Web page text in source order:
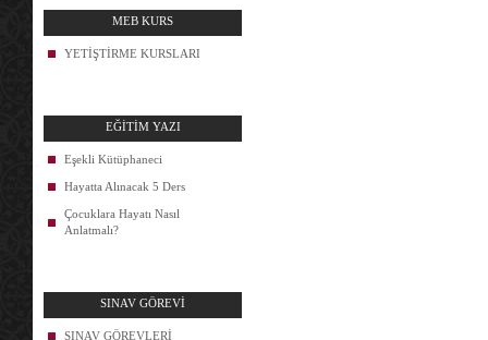
MEB KURS
YETİŞTİRME KURSLARI
EĞİTİM YAZI
Eşekli Kütüphaneci
Hayatta Alınacak 5 Ders
Çocuklara Hayatı Nasıl
Anlatmalı?
SINAV GÖREVİ
SINAV GÖREVLERİ